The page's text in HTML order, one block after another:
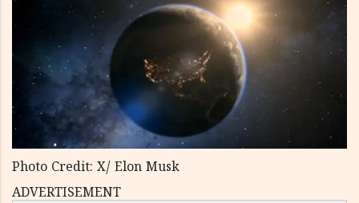
Photo Credit: X/ Elon Musk
ADVERTISEMENT